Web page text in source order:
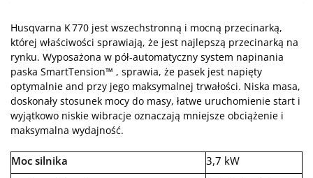
Husqvarna K 770 jest wszechstronną i mocną przecinarką,
której właściwości sprawiają, że jest najlepszą przecinarką na
rynku. Wyposażona w pół-automatyczny system napinania
paska SmartTension™ , sprawia, że pasek jest napięty
optymalnie and przy jego maksymalnej trwałości. Niska masa,
doskonały stosunek mocy do masy, łatwe uruchomienie start i
wyjątkowo niskie wibracje oznaczają mniejsze obciążenie i
maksymalna wydajność.
Moc silnika
3,7 kW